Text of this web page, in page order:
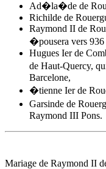
Ad�la�de de
Richilde de
Raymond II de
�pousera vers
Hugues Ier de
de Haut-Quercy,
Barcelone,
�tienne Ier de
Garsinde de
Raymond III Pons.
Mariage de Raymond II